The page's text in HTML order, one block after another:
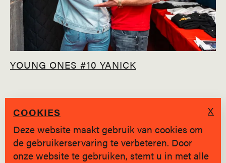
YOUNG ONES #10 YANICK
SINDS 2019 * BRUGGE
COOKIES
Deze website maakt gebruik van cookies om
de gebruikerservaring te verbeteren. Door
onze website te gebruiken, stemt u in met alle
X